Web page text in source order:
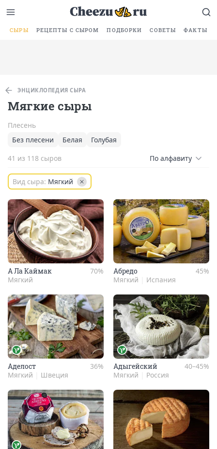
СЫРЫ РЕЦЕПТЫ С СЫРОМ ПОДБОРКИ СОВЕТЫ ФАКТЫ
ЭНЦИКЛОПЕДИЯ СЫРА
Мягкие сыры
Плесень
Без плесени
Белая
Голубая
41 из 118 сыров
По алфавиту
Вид сыра: Мягкий
А Ла Кай­мак
70%
Мягкий
Абре­до
45%
Мягкий
Испания
Аде­лост
36%
Мягкий
Швеция
Ады­гей­ский
40–45%
Мягкий
Россия